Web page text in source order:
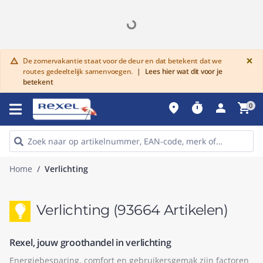
warning De zomervakantie staat voor de deur en dat betekent dat we
routes gedeeltelijk samenvoegen. |
Lees hier wat dit voor je
betekent
×
place timer person shopping_cart0
Home Verlichting
Verlichting (93664 Artikelen)
Rexel, jouw groothandel in verlichting
Energiebesparing, comfort en gebruikersgemak zijn factoren